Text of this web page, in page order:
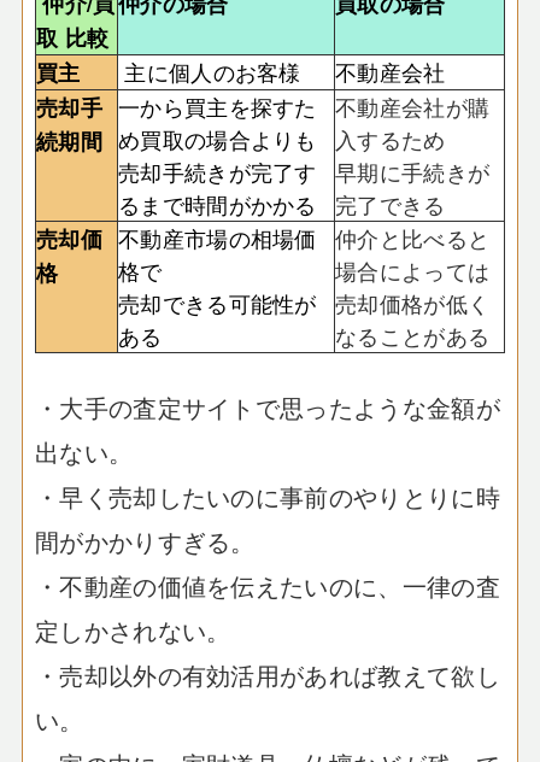
取 比較
買主 主に個人のお客様
不動産会社
売却手
続期間
一から買主を探すた
め買取の場合よりも
売却手続きが完了す
るまで時間がかかる
不動産会社が購
入するため
早期に手続きが
完了できる
売却価
格
不動産市場の相場価
格で
売却できる可能性が
ある
仲介と比べると
場合によっては
売却価格が低く
なることがある
・大手の査定サイトで思ったような金額が
出ない。
・早く売却したいのに事前のやりとりに時
間がかかりすぎる。
・不動産の価値を伝えたいのに、一律の査
定しかされない。
・売却以外の有効活用があれば教えて欲し
い。